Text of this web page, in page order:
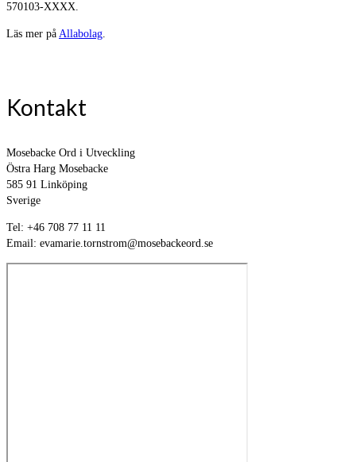
570103-XXXX.
Läs mer på Allabolag.
Kontakt
Mosebacke Ord i Utveckling
Östra Harg Mosebacke
585 91 Linköping
Sverige
Tel: +46 708 77 11 11
Email: evamarie.tornstrom@mosebackeord.se